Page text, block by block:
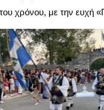
χρόνου, με την ευχή